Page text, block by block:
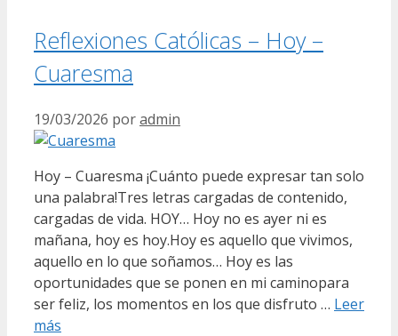
Reflexiones Católicas – Hoy –
Cuaresma
19/03/2026 poradmin
Hoy – Cuaresma ¡Cuánto puede expresar tan solo
una palabra!Tres letras cargadas de contenido,
cargadas de vida. HOY… Hoy no es ayer ni es
mañana, hoy es hoy.Hoy es aquello que vivimos,
aquello en lo que soñamos… Hoy es las
oportunidades que se ponen en mi caminopara
ser feliz, los momentos en los que disfruto … Leer
más